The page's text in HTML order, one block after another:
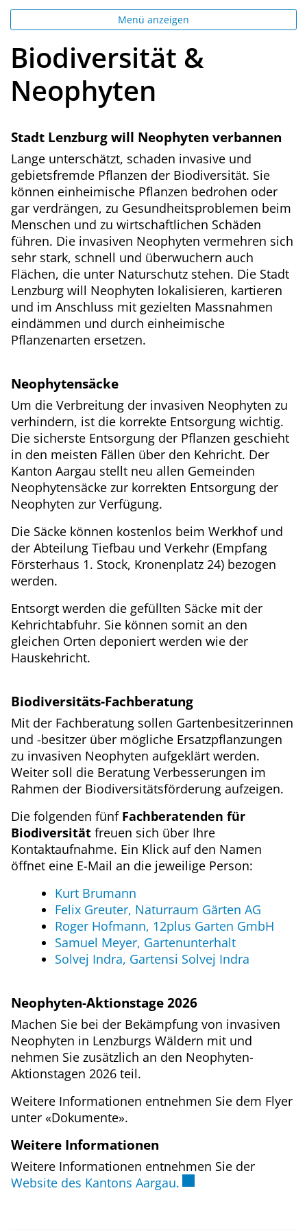
Menü anzeigen
Biodiversität &
Neophyten
Stadt Lenzburg will Neophyten verbannen
Lange unterschätzt, schaden invasive und
gebietsfremde Pflanzen der Biodiversität. Sie
können einheimische Pflanzen bedrohen oder
gar verdrängen, zu Gesundheitsproblemen beim
Menschen und zu wirtschaftlichen Schäden
führen. Die invasiven Neophyten vermehren sich
sehr stark, schnell und überwuchern auch
Flächen, die unter Naturschutz stehen. Die Stadt
Lenzburg will Neophyten lokalisieren, kartieren
und im Anschluss mit gezielten Massnahmen
eindämmen und durch einheimische
Pflanzenarten ersetzen.
Neophytensäcke
Um die Verbreitung der invasiven Neophyten zu
verhindern, ist die korrekte Entsorgung wichtig.
Die sicherste Entsorgung der Pflanzen geschieht
in den meisten Fällen über den Kehricht. Der
Kanton Aargau stellt neu allen Gemeinden
Neophytensäcke zur korrekten Entsorgung der
Neophyten zur Verfügung.
Die Säcke können kostenlos beim Werkhof und
der Abteilung Tiefbau und Verkehr (Empfang
Försterhaus 1. Stock, Kronenplatz 24) bezogen
werden.
Entsorgt werden die gefüllten Säcke mit der
Kehrichtabfuhr. Sie können somit an den
gleichen Orten deponiert werden wie der
Hauskehricht.
Biodiversitäts-Fachberatung
Mit der Fachberatung sollen Gartenbesitzerinnen
und -besitzer über mögliche Ersatzpflanzungen
zu invasiven Neophyten aufgeklärt werden.
Weiter soll die Beratung Verbesserungen im
Rahmen der Biodiversitätsförderung aufzeigen.
Die folgenden fünfFachberatenden für
Biodiversität freuen sich über Ihre
Kontaktaufnahme. Ein Klick auf den Namen
öffnet eine E-Mail an die jeweilige Person:
Kurt Brumann
Felix Greuter, Naturraum Gärten AG
Roger Hofmann, 12plus Garten GmbH
Samuel Meyer, Gartenunterhalt
Solvej Indra, Gartensi Solvej Indra
Neophyten-Aktionstage 2026
Machen Sie bei der Bekämpfung von invasiven
Neophyten in Lenzburgs Wäldern mit und
nehmen Sie zusätzlich an den Neophyten-
Aktionstagen 2026 teil.
Weitere Informationen entnehmen Sie dem Flyer
unter «Dokumente».
Weitere Informationen
Weitere Informationen entnehmen Sie der
Website des Kantons Aargau.